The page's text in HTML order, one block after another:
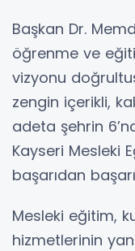
Başkan Dr.
öğrenme ve
vizyonu
zengin içerikli,
adeta şehrin
Kayseri Mesleki
başarıdan
Mesleki eğitim,
hizmetlerinin